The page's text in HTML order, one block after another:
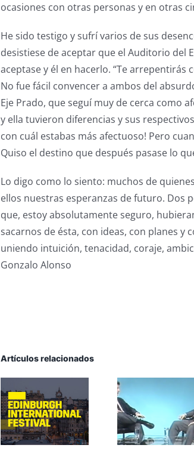
ocasiones con otras personas y en otras
He sido testigo y sufrí varios de sus
desistiese de aceptar que el Auditorio del
aceptase y él en hacerlo. “Te arrepentirás
No fue fácil convencer a ambos del
Eje Prado, que seguí muy de cerca como
y ella tuvieron diferencias y sus
con cuál estabas más afectuoso! Pero
Quiso el destino que después pasase lo
Lo digo como lo siento: muchos de
ellos nuestras esperanzas de futuro. Dos
que, estoy absolutamente seguro,
sacarnos de ésta, con ideas, con planes y
uniendo intuición, tenacidad, coraje,
Gonzalo Alonso
Artículos relacionados